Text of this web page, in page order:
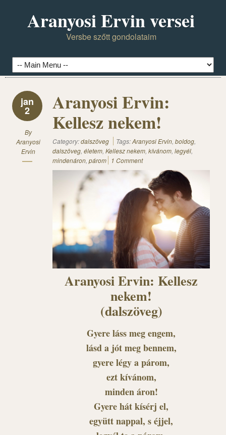
Aranyosi Ervin versei
Versbe szőtt gondolataim
jan
2
By
Aranyosi
Ervin
Aranyosi Ervin:
Kellesz nekem!
Category:dalszöveg Tags:Aranyosi Ervin, boldog,
dalszöveg, életem, Kellesz nekem, kívánom, legyél,
mindenáron, párom 1 Comment
Aranyosi Ervin: Kellesz
nekem!
(dalszöveg)
Gyere láss meg engem,
lásd a jót meg bennem,
gyere légy a párom,
ezt kívánom,
minden áron!
Gyere hát kísérj el,
együtt nappal, s éjjel,